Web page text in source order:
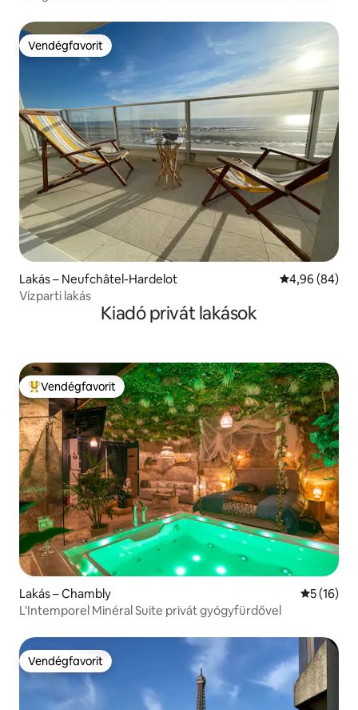
Vendégfavorit
Vendégfavorit
Lakás – Neufchâtel-Hardelot Átlagos
4,96 (84)
Vízparti lakás
Kiadó privát lakások
Kiemelt vendégfavorit
Vendégfavorit
Lakás – Chambly Átlagos
5 (16)
L'Intemporel Minéral Suite privát gyógyfürdővel
Vendégfavorit
Vendégfavorit